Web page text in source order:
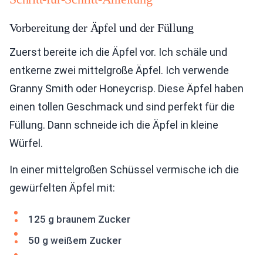
Vorbereitung der Äpfel und der Füllung
Zuerst bereite ich die Äpfel vor. Ich schäle und
entkerne zwei mittelgroße Äpfel. Ich verwende
Granny Smith oder Honeycrisp. Diese Äpfel haben
einen tollen Geschmack und sind perfekt für die
Füllung. Dann schneide ich die Äpfel in kleine
Würfel.
In einer mittelgroßen Schüssel vermische ich die
gewürfelten Äpfel mit:
125 g braunem Zucker
50 g weißem Zucker